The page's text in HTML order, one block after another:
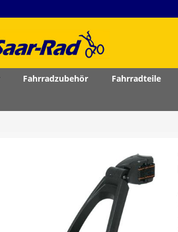
Fahrradzubehör Fahrradteile